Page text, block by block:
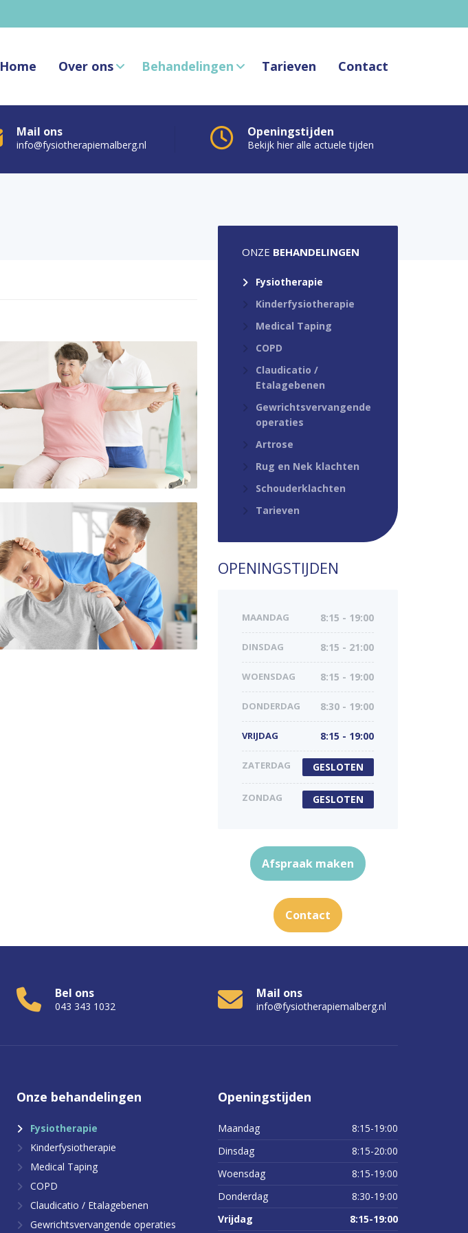
Home Over ons Behandelingen Tarieven Contact
Mail ons
info@fysiotherapiemalberg.nl
Openingstijden
Bekijk hier alle actuele tijden
ONZE BEHANDELINGEN
Fysiotherapie
Kinderfysiotherapie
Medical Taping
COPD
Claudicatio /
Etalagebenen
Gewrichtsvervangende
operaties
Artrose
Rug en Nek klachten
Schouderklachten
Tarieven
OPENINGSTIJDEN
MAANDAG 8:15 - 19:00
DINSDAG 8:15 - 21:00
WOENSDAG 8:15 - 19:00
DONDERDAG 8:30 - 19:00
VRIJDAG 8:15 - 19:00
ZATERDAG GESLOTEN
ZONDAG GESLOTEN
Afspraak maken
Contact
Bel ons
043 343 1032
Mail ons
info@fysiotherapiemalberg.nl
Onze behandelingen
Fysiotherapie
Kinderfysiotherapie
Medical Taping
COPD
Claudicatio / Etalagebenen
Gewrichtsvervangende operaties
Openingstijden
Maandag
8:15-19:00
Dinsdag
8:15-20:00
Woensdag
8:15-19:00
Donderdag
8:30-19:00
Vrijdag
8:15-19:00